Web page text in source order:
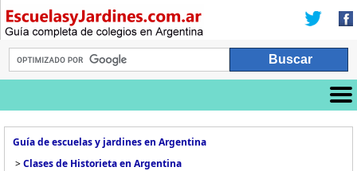
Guía de escuelas y jardines en Argentina
>Clases de Historieta en Argentina